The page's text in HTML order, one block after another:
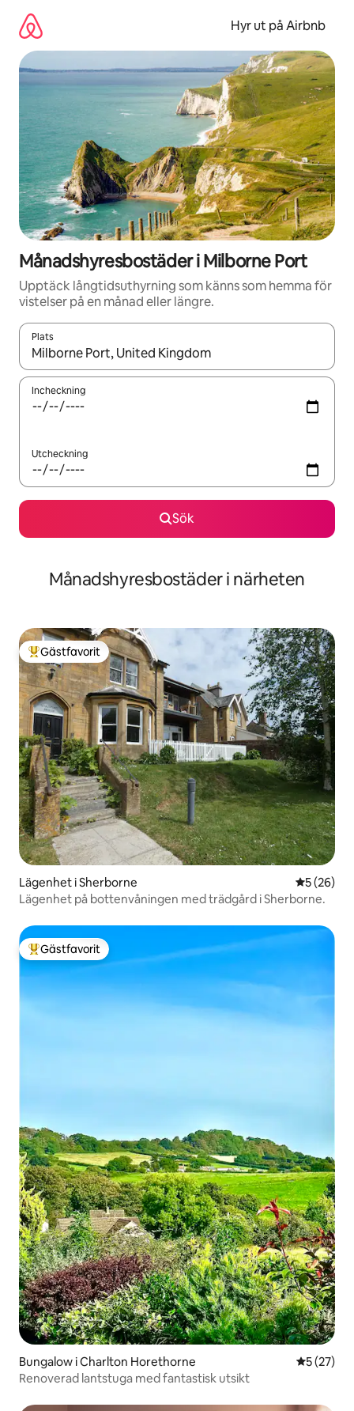
innehåll
Hyr ut på Airbnb
Månadshyresbostäder i Milborne Port
Upptäck långtidsuthyrning som känns som hemma för
vistelser på en månad eller längre.
Plats
När resultaten är tillgängliga kan du navigera med upp- och
Incheckning
Utcheckning
Sök
Månadshyresbostäder i närheten
Populär gästfavorit
Gästfavorit
Lägenhet i Sherborne 5 av 5 i
5 (26)
Lägenhet på bottenvåningen med trädgård i Sherborne.
Populär gästfavorit
Gästfavorit
Bungalow i Charlton Horethorne 5 av 5 i
5 (27)
Renoverad lantstuga med fantastisk utsikt